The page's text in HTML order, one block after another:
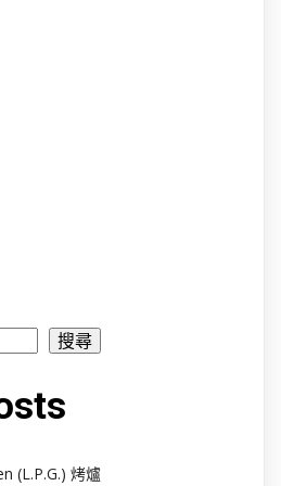
搜尋
(L.P.G.) 烤爐